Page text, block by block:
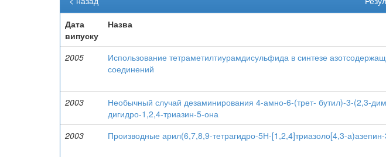
Дата
випуску
Назва
2005
Использование тетраметилтиурамдисульфида в синтезе
соединений
2003
Необычный случай дезаминирования 4-амно-6-(трет- бутил)-3-(2,3-
дигидро-1,2,4-триазин-5-она
2003 Производные арил(6,7,8,9-тетрагидро-5Н-[1,2,4]триазоло[4,3-